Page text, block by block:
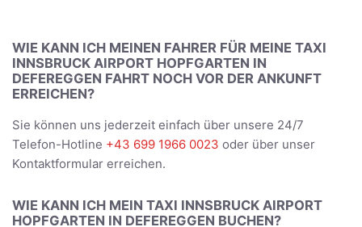
WIE KANN ICH MEINEN FAHRER FÜR MEINE TAXI
INNSBRUCK AIRPORT HOPFGARTEN IN
DEFEREGGEN FAHRT NOCH VOR DER ANKUNFT
ERREICHEN?
Sie können uns jederzeit einfach über unsere 24/7
Telefon-Hotline +43 699 1966 0023 oder über unser
Kontaktformular erreichen.
WIE KANN ICH MEIN TAXI INNSBRUCK AIRPORT
HOPFGARTEN IN DEFEREGGEN BUCHEN?